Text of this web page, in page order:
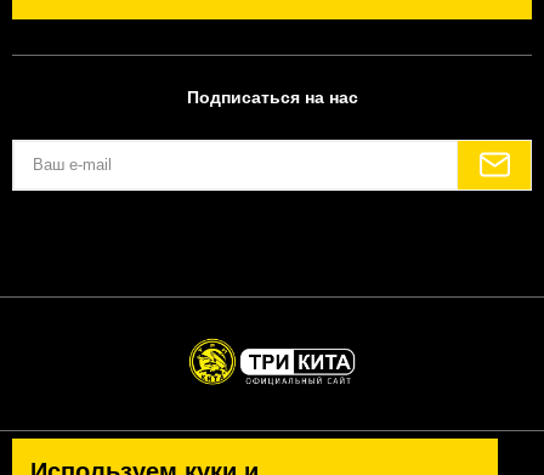
Подписаться на нас
Политика конфиденциальности